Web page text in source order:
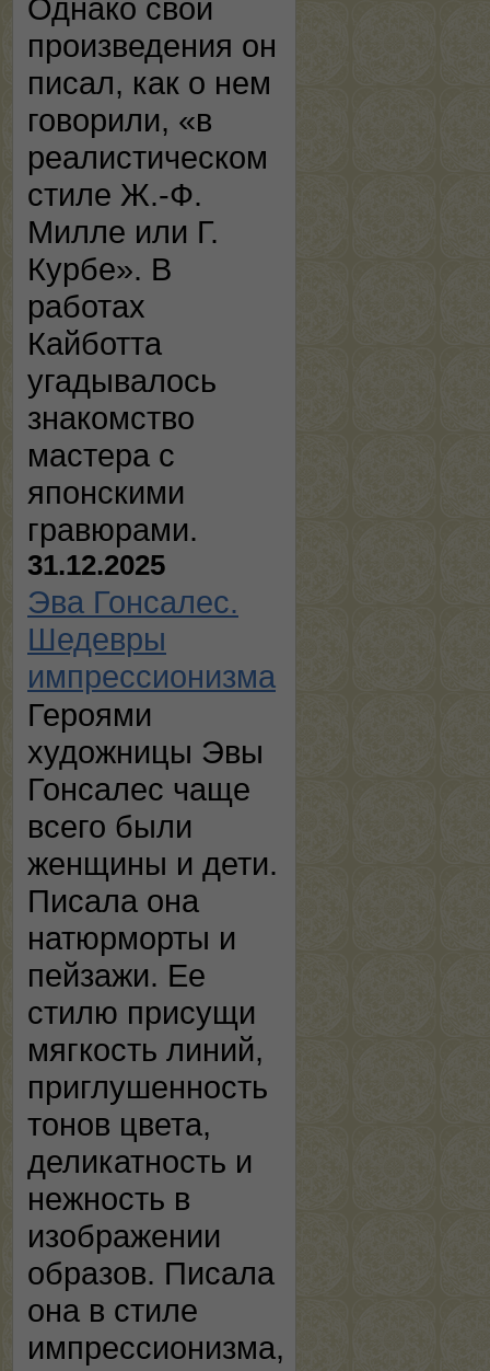
Однако свои
произведения он
писал, как о нем
говорили, «в
реалистическом
стиле Ж.-Ф.
Милле или Г.
Курбе». В
работах
Кайботта
угадывалось
знакомство
мастера с
японскими
гравюрами.
31.12.2025
Эва Гонсалес.
Шедевры
импрессионизма
Героями
художницы Эвы
Гонсалес чаще
всего были
женщины и дети.
Писала она
натюрморты и
пейзажи. Ее
стилю присущи
мягкость линий,
приглушенность
тонов цвета,
деликатность и
нежность в
изображении
образов. Писала
она в стиле
импрессионизма,